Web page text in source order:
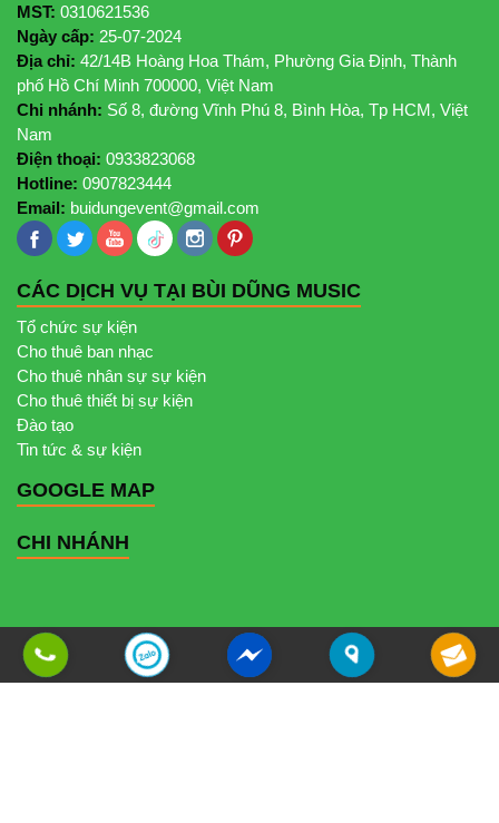
MST: 0310621536
Ngày cấp: 25-07-2024
Địa chỉ: 42/14B Hoàng Hoa Thám, Phường Gia Định, Thành
phố Hồ Chí Minh 700000, Việt Nam
Chi nhánh: Số 8, đường Vĩnh Phú 8, Bình Hòa, Tp HCM, Việt
Nam
Điện thoại: 0933823068
Hotline: 0907823444
Email: buidungevent@gmail.com
CÁC DỊCH VỤ TẠI BÙI DŨNG MUSIC
Tổ chức sự kiện
Cho thuê ban nhạc
Cho thuê nhân sự sự kiện
Cho thuê thiết bị sự kiện
Đào tạo
Tin tức & sự kiện
GOOGLE MAP
CHI NHÁNH